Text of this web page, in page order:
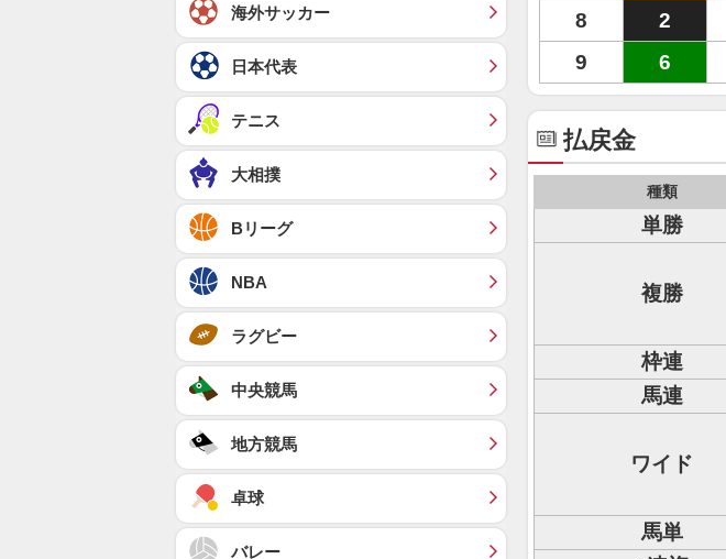
8
2
9
6
払戻金
種類
単勝
複勝
枠連
馬連
ワイド
馬単
海外サッカー
日本代表
テニス
大相撲
Bリーグ
NBA
ラグビー
中央競馬
地方競馬
卓球
バレー